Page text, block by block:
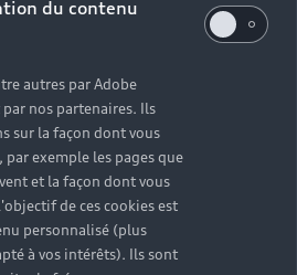
du contenu
autres par Adobe
nos partenaires. Ils
sur la façon dont vous
exemple les pages que
et la façon dont vous
de ces cookies est
personnalisé (plus
à vos intérêts). Ils sont